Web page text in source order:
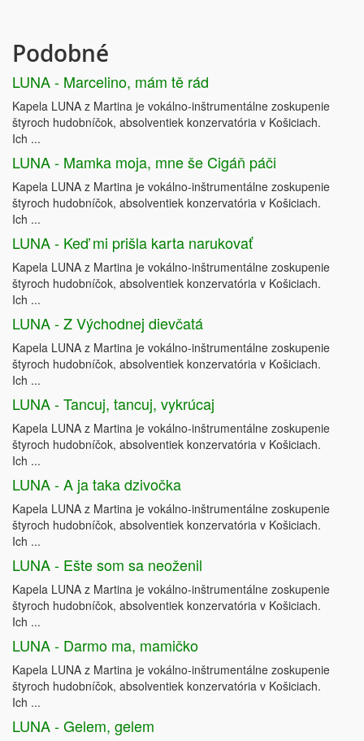
Podobné
LUNA - Marcelino, mám tě rád
Kapela LUNA z Martina je vokálno-inštrumentálne zoskupenie
štyroch hudobníčok, absolventiek konzervatória v Košiciach.
Ich ...
LUNA - Mamka moja, mne še Cigáň páči
Kapela LUNA z Martina je vokálno-inštrumentálne zoskupenie
štyroch hudobníčok, absolventiek konzervatória v Košiciach.
Ich ...
LUNA - Keď mi prišla karta narukovať
Kapela LUNA z Martina je vokálno-inštrumentálne zoskupenie
štyroch hudobníčok, absolventiek konzervatória v Košiciach.
Ich ...
LUNA - Z Východnej dievčatá
Kapela LUNA z Martina je vokálno-inštrumentálne zoskupenie
štyroch hudobníčok, absolventiek konzervatória v Košiciach.
Ich ...
LUNA - Tancuj, tancuj, vykrúcaj
Kapela LUNA z Martina je vokálno-inštrumentálne zoskupenie
štyroch hudobníčok, absolventiek konzervatória v Košiciach.
Ich ...
LUNA - A ja taka dzivočka
Kapela LUNA z Martina je vokálno-inštrumentálne zoskupenie
štyroch hudobníčok, absolventiek konzervatória v Košiciach.
Ich ...
LUNA - Ešte som sa neoženil
Kapela LUNA z Martina je vokálno-inštrumentálne zoskupenie
štyroch hudobníčok, absolventiek konzervatória v Košiciach.
Ich ...
LUNA - Darmo ma, mamičko
Kapela LUNA z Martina je vokálno-inštrumentálne zoskupenie
štyroch hudobníčok, absolventiek konzervatória v Košiciach.
Ich ...
LUNA - Gelem, gelem